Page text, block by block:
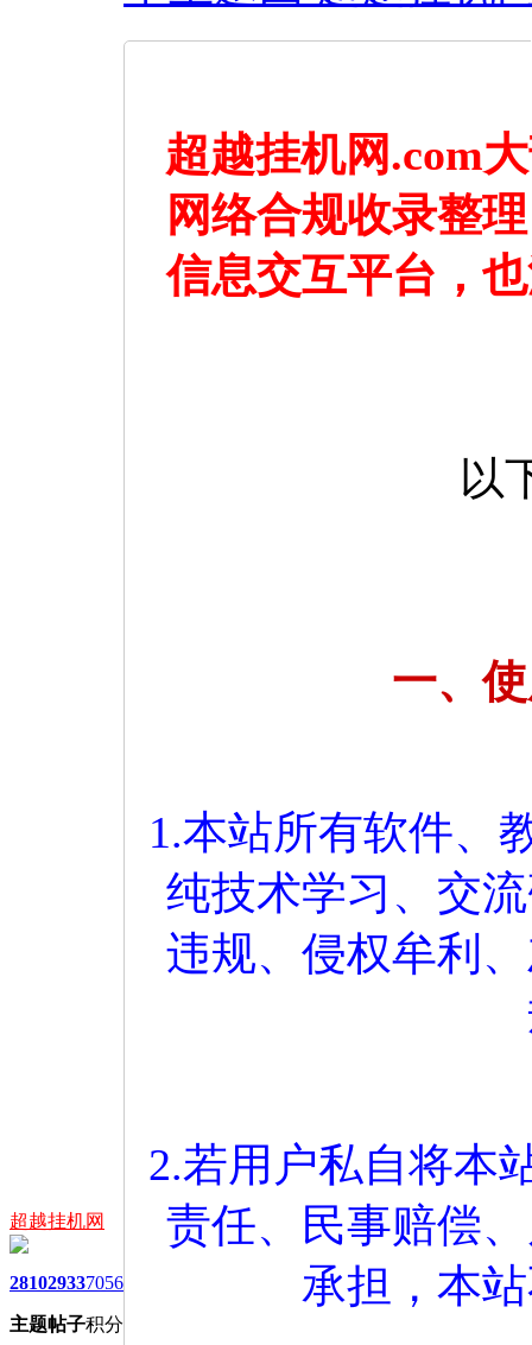
超越挂机网
2810
主题
2933
帖子
7056
积分
超越挂机网.com
网络合规收录整
信息交互平台，
以
一、
1.本站所有软件、
纯技术学习、交
违规、侵权牟利
2.若用户私自将本
责任、民事赔偿
承担，本